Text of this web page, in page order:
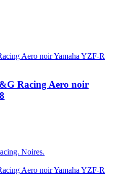
Racing Aero noir
Noires.